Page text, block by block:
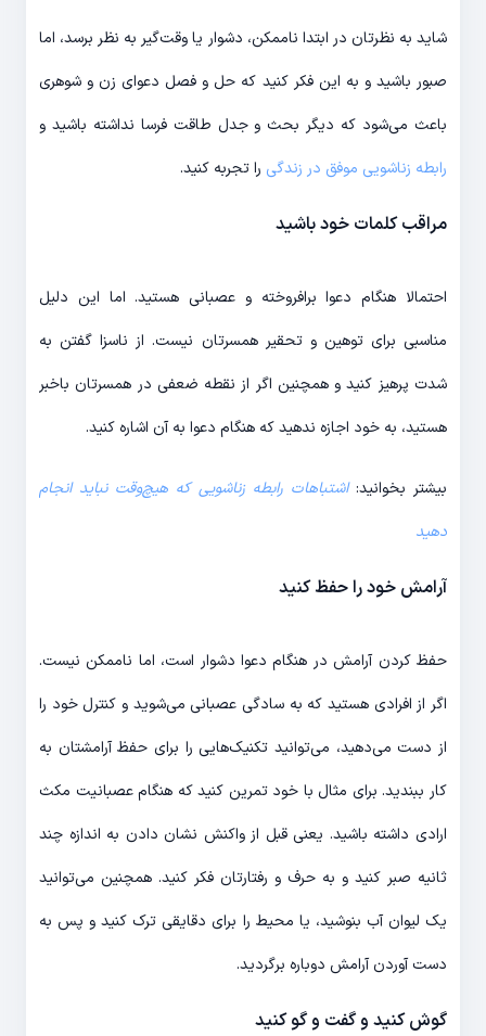
شاید به نظرتان در ابتدا ناممکن، دشوار یا وقت‌گیر به نظر برسد، اما
صبور باشید و به این فکر کنید که حل و فصل دعوای زن و شوهری
باعث می‌شود که دیگر بحث و جدل طاقت فرسا نداشته باشید و
رابطه زناشویی موفق در زندگی را تجربه کنید.
مراقب کلمات خود باشید
احتمالا هنگام دعوا برافروخته و عصبانی هستید. اما این دلیل
مناسبی برای توهین و تحقیر همسرتان نیست. از ناسزا گفتن به
شدت پرهیز کنید و همچنین اگر از نقطه ضعفی در همسرتان باخبر
هستید، به خود اجازه ندهید که هنگام دعوا به آن اشاره کنید.
بیشتر بخوانید:اشتباهات رابطه زناشویی که هیچ‌وقت نباید انجام
دهید
آرامش خود را حفظ کنید
حفظ کردن آرامش در هنگام دعوا دشوار است، اما ناممکن نیست.
اگر از افرادی هستید که به سادگی عصبانی می‌شوید و کنترل خود را
از دست می‌دهید، می‌توانید تکنیک‌هایی را برای حفظ آرامشتان به
کار ببندید. برای مثال با خود تمرین کنید که هنگام عصبانیت مکث
ارادی داشته باشید. یعنی قبل از واکنش نشان دادن به اندازه چند
ثانیه صبر کنید و به حرف و رفتارتان فکر کنید. همچنین می‌توانید
یک لیوان آب بنوشید، یا محیط را برای دقایقی ترک کنید و پس به
دست آوردن آرامش دوباره برگردید.
گوش کنید و گفت و گو کنید